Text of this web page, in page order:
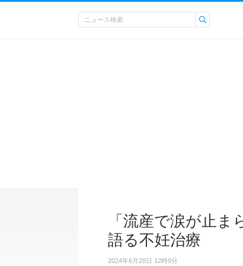
「流産で涙が止
語る不妊治療
2024年6月28日 12時9分